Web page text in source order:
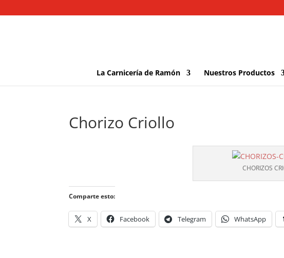
La Carnicería de Ramón Nuestros Productos
Chorizo Criollo
CHORIZOS
Comparte esto:
X Facebook Telegram WhatsApp